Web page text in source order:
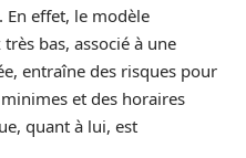
effet, le modèle
bas, associé à une
entraîne des risques pour
et des horaires
quant à lui, est